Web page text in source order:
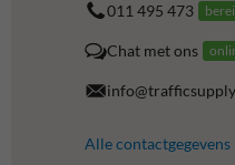
011 495 473
Chat met ons
Alle contactgegevens